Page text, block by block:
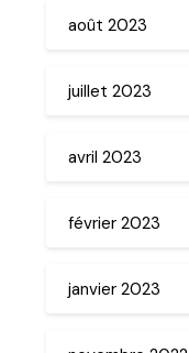
août 2023
juillet 2023
avril 2023
février 2023
janvier 2023